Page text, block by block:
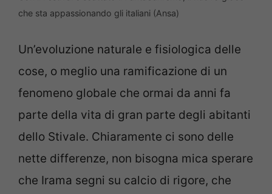
che sta appassionando gli italiani (Ansa)
Un’evoluzione naturale e fisiologica delle
cose, o meglio una ramificazione di un
fenomeno globale che ormai da anni fa
parte della vita di gran parte degli abitanti
dello Stivale. Chiaramente ci sono delle
nette differenze, non bisogna mica sperare
che Irama segni su calcio di rigore, che